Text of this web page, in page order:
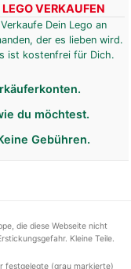
LEGO VERKAUFEN
Verkaufe Dein Lego an
der es lieben wird.
ist kostenfrei für Dich.
du möchtest.
Gebühren.
die diese Webseite nicht
Kleine Teile.
festgelegte (grau markierte)